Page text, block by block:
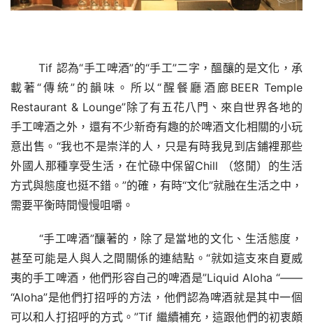
Tif 認為“手工啤酒”的“手工”二字，醞釀的是文化，承
載著“傳統”的韻味。所以“醒餐廳酒廊 BEER Temple
Restaurant & Lounge”除了有五花八門、來自世界各地的
手工啤酒之外，還有不少新奇有趣的於啤酒文化相關的小玩
意出售。“我也不是崇洋的人，只是有時我見到店鋪裡那些
外國人那種享受生活，在忙碌中保留Chill （悠閒）的生活
方式與態度也挺不錯。”的確，有時“文化”就融在生活之中，
需要平衡時間慢慢咀嚼。
“手工啤酒”釀著的，除了是當地的文化、生活態度，
甚至可能是人與人之間關係的連結點。“就如這支來自夏威
夷的手工啤酒，他們形容自己的啤酒是”Liquid Aloha “——
“Aloha”是他們打招呼的方法，他們認為啤酒就是其中一個
可以和人打招呼的方式。”Tif 繼續補充，這跟他們的初衷頗